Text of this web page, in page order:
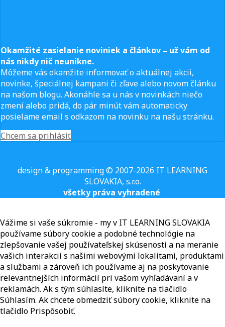
Okamžité zasielanie noviniek a článkov – už vám od
nás nikdy nič neunikne.
Môžeme vás okamžite informovať o aktuálnej akcii,
novinke, špeciálnej kampani či zľave alebo novom článku
na našom blogu. Akonáhle sa u nás v novinkách niečo
zmení alebo pridá, do pár minút vám automaticky
posielame email s odkazom na novinku na našu stránku.
Chcem sa prihlásiť
design & programming © 2007-2026 IT LEARNING
SLOVAKIA, s.r.o.
všetky práva vyhradené
Vážime si vaše súkromie - my v IT LEARNING SLOVAKIA
používame súbory cookie a podobné technológie na
zlepšovanie vašej používateľskej skúsenosti a na meranie
vašich interakcií s našimi webovými lokalitami, produktami
a službami a zároveň ich používame aj na poskytovanie
relevantnejších informácií pri vašom vyhľadávaní a v
reklamách. Ak s tým súhlasíte, kliknite na tlačidlo
Súhlasím. Ak chcete obmedziť súbory cookie, kliknite na
tlačidlo Prispôsobiť.